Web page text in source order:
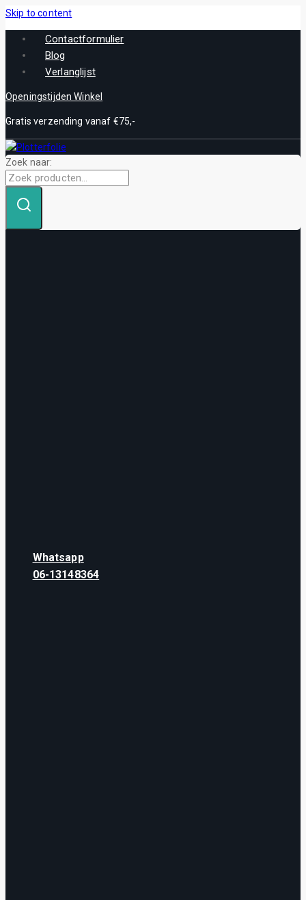
Skip to content
Contactformulier
Blog
Verlanglijst
Openingstijden Winkel
Gratis verzending vanaf €75,-
Zoek naar:
Whatsapp
06-13148364